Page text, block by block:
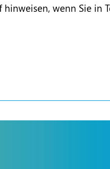
wenn Sie in